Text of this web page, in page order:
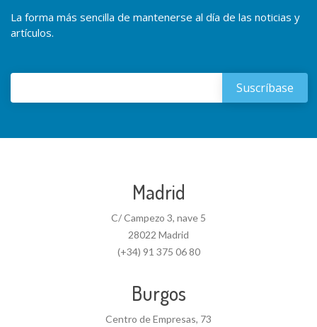
La forma más sencilla de mantenerse al día de las noticias y
artículos.
Madrid
C/ Campezo 3, nave 5
28022 Madrid
(+34) 91 375 06 80
Burgos
Centro de Empresas, 73